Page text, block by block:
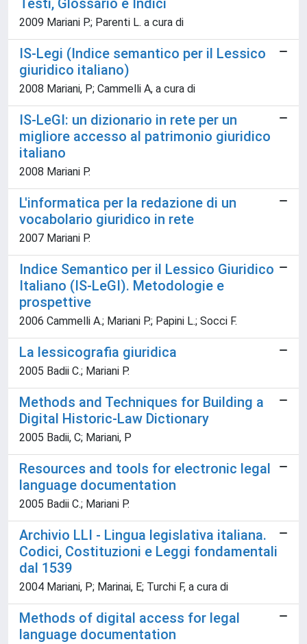
Testi, Glossario e Indici
2009 Mariani P.; Parenti L. a cura di
IS-Legi (Indice semantico per il Lessico
giuridico italiano)
2008 Mariani, P; Cammelli A, a cura di
IS-LeGI: un dizionario in rete per un
migliore accesso al patrimonio giuridico
italiano
2008 Mariani P.
L'informatica per la redazione di un
vocabolario giuridico in rete
2007 Mariani P.
Indice Semantico per il Lessico Giuridico
Italiano (IS-LeGI). Metodologie e
prospettive
2006 Cammelli A.; Mariani P.; Papini L.; Socci F.
La lessicografia giuridica
2005 Badii C.; Mariani P.
Methods and Techniques for Building a
Digital Historic-Law Dictionary
2005 Badii, C; Mariani, P
Resources and tools for electronic legal
language documentation
2005 Badii C.; Mariani P.
Archivio LLI - Lingua legislativa italiana.
Codici, Costituzioni e Leggi fondamentali
dal 1539
2004 Mariani, P; Marinai, E; Turchi F, a cura di
Methods of digital access for legal
language documentation